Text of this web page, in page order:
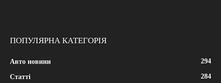
ПОПУЛЯРНА КАТЕГОРІЯ
Авто новини 294
Статті 284